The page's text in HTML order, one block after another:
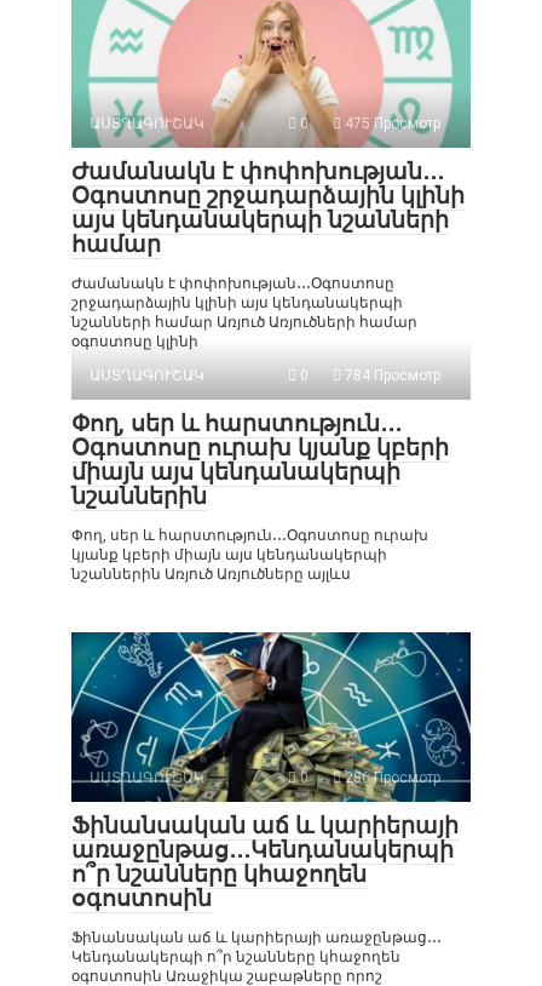
ԱՍՏՂԱԳՈՒՇԱԿ 0 475 Просмотр
Ժամանակն է փոփոխության․․․
Օգոստոսը շրջադարձային կլինի
այս կենդանակերպի նշանների
համար
Ժամանակն է փոփոխության․․․Օգոստոսը
շրջադարձային կլինի այս կենդանակերպի
նշանների համար Առյուծ Առյուծների համար
օգոստոսը կլինի
ԱՍՏՂԱԳՈՒՇԱԿ
0 784 Просмотр
Փող, սեր և հարստություն․․․
Օգոստոսը ուրախ կյանք կբերի
միայն այս կենդանակերպի
նշաններին
Փող, սեր և հարստություն․․․Օգոստոսը ուրախ
կյանք կբերի միայն այս կենդանակերպի
նշաններին Առյուծ Առյուծները այլևս
ԱՍՏՂԱԳՈՒՇԱԿ 0 286 Просмотр
Ֆինանսական աճ և կարիերայի
առաջընթաց․․․Կենդանակերպի
ո՞ր նշանները կհաջողեն
օգոստոսին
Ֆինանսական աճ և կարիերայի առաջընթաց․․․
Կենդանակերպի ո՞ր նշանները կհաջողեն
օգոստոսին Առաջիկա շաբաթները որոշ